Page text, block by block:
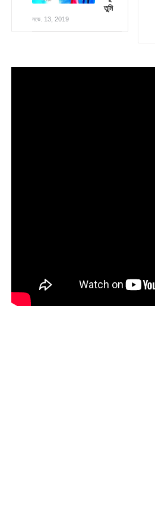
তুমি
নভে. 13, 2019